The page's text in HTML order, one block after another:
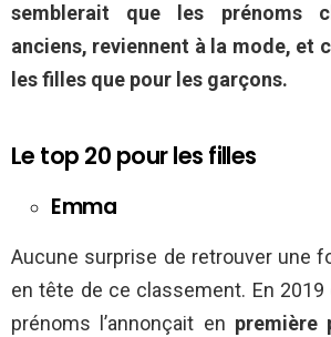
semblerait que les prénoms
anciens, reviennent à la mode, et
les filles que pour les garçons.
Le top 20 pour les filles
Emma
Aucune surprise de retrouver une
en tête de ce classement. En 2019
prénoms l’annonçait en première